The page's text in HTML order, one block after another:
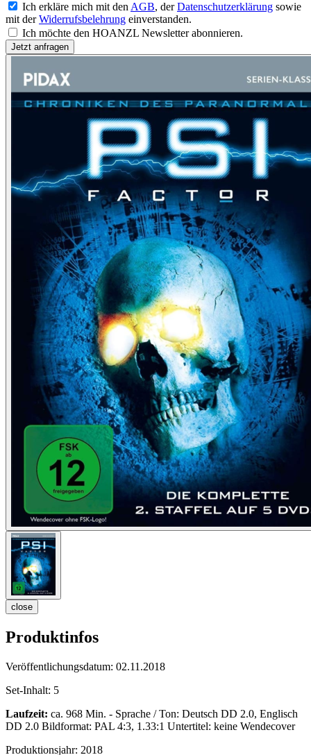
Ich erkläre mich mit den AGB, derDatenschutzerklärung sowie
mit derWiderrufsbelehrung einverstanden.
Ich möchte den HOANZL Newsletter abonnieren.
close
Produktinfos
Veröffentlichungsdatum: 02.11.2018
Set-Inhalt: 5
Laufzeit: ca. 968 Min. - Sprache / Ton: Deutsch DD 2.0, Englisch
DD 2.0 Bildformat: PAL 4:3, 1.33:1 Untertitel: keine Wendecover
Produktionsjahr: 2018